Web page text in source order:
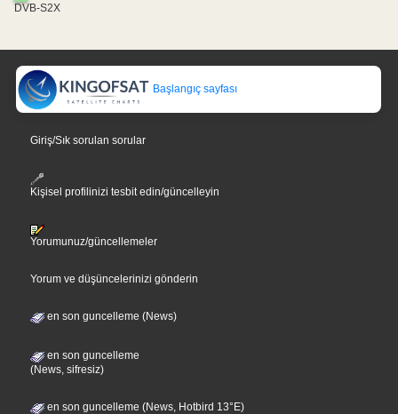
DVB-S2X
Başlangıç sayfası
Giriş/Sık sorulan sorular
Kişisel profilinizi tesbit edin/güncelleyin
Yorumunuz/güncellemeler
Yorum ve düşüncelerinizi gönderin
en son guncelleme (News)
en son guncelleme
(News, sifresiz)
en son guncelleme (News, Hotbird 13°E)